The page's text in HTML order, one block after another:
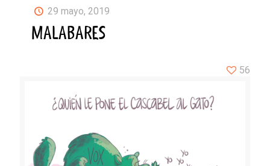
29 mayo, 2019
MALABARES
56